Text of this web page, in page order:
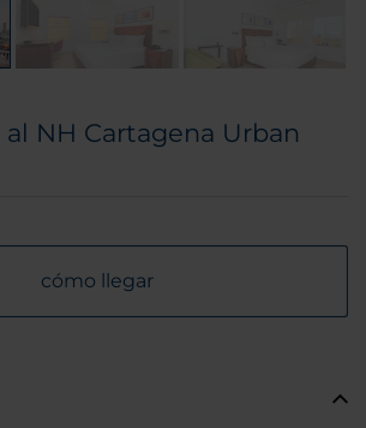
NH Cartagena Urban
cómo llegar